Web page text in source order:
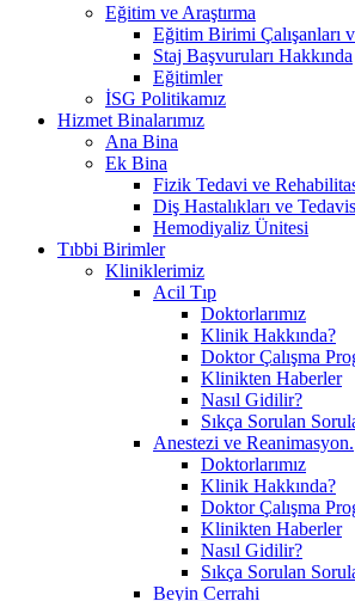
Eğitim ve Araştırma
Eğitim Birimi Çalışanları
Staj Başvuruları Hakkında
Eğitimler
İSG Politikamız
Hizmet Binalarımız
Ana Bina
Ek Bina
Fizik Tedavi ve
Diş Hastalıkları ve
Hemodiyaliz Ünitesi
Tıbbi Birimler
Kliniklerimiz
Acil Tıp
Doktorlarımız
Klinik Hakkında?
Doktor Çalışma
Klinikten Haberler
Nasıl Gidilir?
Sıkça Sorulan
Anestezi ve Reanimasyon.
Doktorlarımız
Klinik Hakkında?
Doktor Çalışma
Klinikten Haberler
Nasıl Gidilir?
Sıkça Sorulan
Beyin Cerrahi